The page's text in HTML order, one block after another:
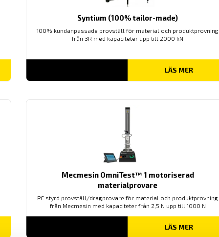
Syntium (100% tailor-made)
100% kundanpassade provställ för material och produktprovning
från 3R med kapaciteter upp till 2000 kN
LÄS MER
Mecmesin OmniTest™ 1 motoriserad
materialprovare
PC styrd provställ/dragprovare för material och produktprovning
från Mecmesin med kapaciteter från 2,5 N upp till 1000 N
LÄS MER